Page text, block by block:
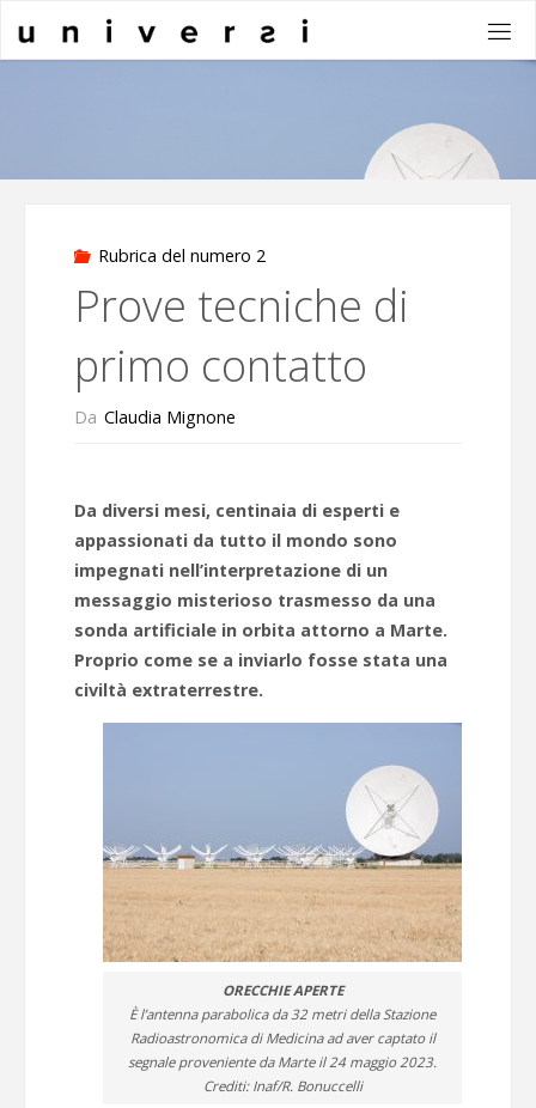
Rubrica del numero 2
Prove tecniche di
primo contatto
Da Claudia Mignone
Da diversi mesi, centinaia di esperti e
appassionati da tutto il mondo sono
impegnati nell’interpretazione di un
messaggio misterioso trasmesso da una
sonda artificiale in orbita attorno a Marte.
Proprio come se a inviarlo fosse stata una
civiltà extraterrestre.
ORECCHIE APERTE
È l’antenna parabolica da 32 metri della Stazione
Radioastronomica di Medicina ad aver captato il
segnale proveniente da Marte il 24 maggio 2023.
Crediti: Inaf/R. Bonuccelli